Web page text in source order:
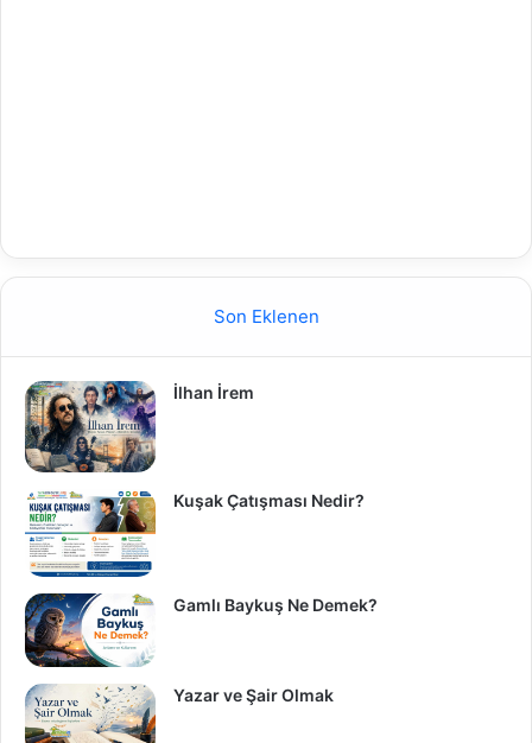
Son Eklenen
İlhan İrem
Kuşak Çatışması Nedir?
Gamlı Baykuş Ne Demek?
Yazar ve Şair Olmak